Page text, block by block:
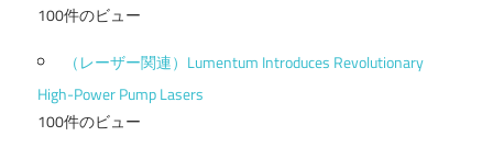
100件のビュー
（レーザー関連）Lumentum Introduces Revolutionary
High-Power Pump Lasers
100件のビュー